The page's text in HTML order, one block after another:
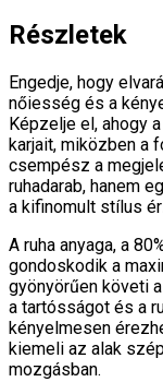
Részletek
Engedje, hogy
nőiesség és a
Képzelje el, ahogy
karjait, miközben a
csempész a
ruhadarab, hanem
a kifinomult stílus
A ruha anyaga, a
gondoskodik a
gyönyörűen követi
a tartósságot és a
kényelmesen
kiemeli az alak
mozgásban.